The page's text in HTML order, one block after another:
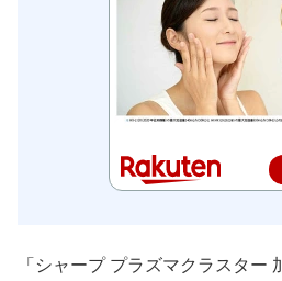
「シャープ プラズマクラスター